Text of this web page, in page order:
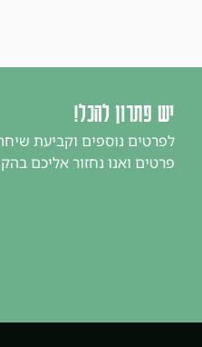
יש פתרון להכל!
לפרטים נוספים וקביעת
פרטים ואנו נחזור אליכם